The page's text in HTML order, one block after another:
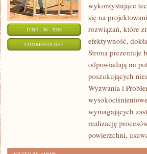
JUNE - 30 - 2026
COMMENTS OFFON
CIEKAWOSTKI
wykorzystujące
się na
rozwiązań, które
efektywność,
Strona prezentuje
odpowiadają na
poszukujących
Wyzwania i
wymagających
realizację
powierzchni,